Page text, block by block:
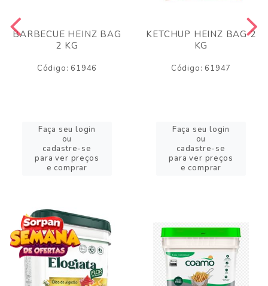
BARBECUE HEINZ BAG
2 KG
Código: 61946
Faça seu login
ou
cadastre-se
para ver preços
e comprar
KETCHUP HEINZ BAG 2
KG
Código: 61947
Faça seu login
ou
cadastre-se
para ver preços
e comprar